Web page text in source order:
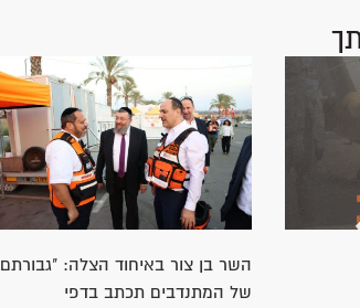
השר בן צור באיחוד הצלה: "גבורתם
של המתנדבים תכתב בדפי